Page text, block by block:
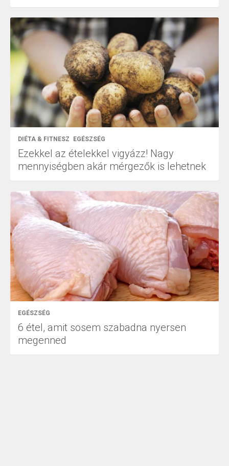
DIÉTA & FITNESZ EGÉSZSÉG
Ezekkel az ételekkel vigyázz! Nagy
mennyiségben akár mérgezők is lehetnek
EGÉSZSÉG
6 étel, amit sosem szabadna nyersen
megenned